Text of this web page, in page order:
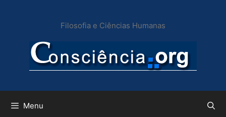
conteúdo
Filosofia e Ciências Humanas
Menu